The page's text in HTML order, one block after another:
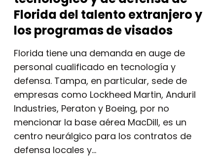
Florida del talento extranjero y
los programas de visados
Florida tiene una demanda en auge de
personal cualificado en tecnología y
defensa. Tampa, en particular, sede de
empresas como Lockheed Martin, Anduril
Industries, Peraton y Boeing, por no
mencionar la base aérea MacDill, es un
centro neurálgico para los contratos de
defensa locales y...